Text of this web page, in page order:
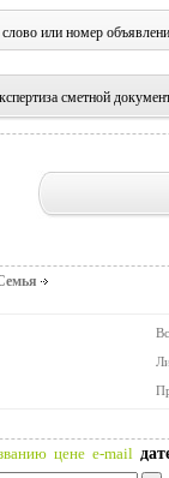
или номер
сметной
цене e-mail